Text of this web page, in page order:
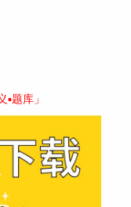
题库」